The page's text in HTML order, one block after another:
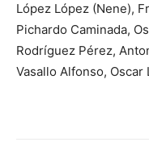
López López (Nene),
Pichardo Caminada,
Rodríguez Pérez,
Vasallo Alfonso, Oscar